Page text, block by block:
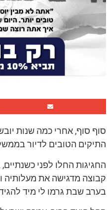
סוף סוף, אחרי כמה שנות
התיקים הטובים לדיור
החגיגות החלו לפני כשנתיים,
קבוצה מדגישה את מעלותיה
בערב שבת גרמו לי מיד